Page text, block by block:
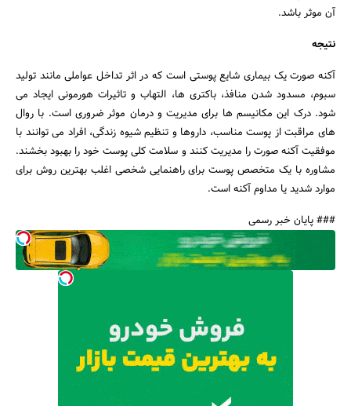
آن موثر باشد.
نتیجه
آکنه صورت یک بیماری شایع پوستی است که در اثر تداخل عواملی مانند تولید
سبوم، مسدود شدن منافذ، باکتری ها، التهاب و تاثیرات هورمونی ایجاد می
شود. درک این مکانیسم ها برای مدیریت و درمان موثر ضروری است. با روال
های مراقبت از پوست مناسب، داروها و تنظیم شیوه زندگی، افراد می توانند با
موفقیت آکنه صورت را مدیریت کنند و سلامت کلی پوست خود را بهبود بخشند.
مشاوره با یک متخصص پوست برای راهنمایی شخصی اغلب بهترین روش برای
موارد شدید یا مداوم آکنه است.
### پایان خبر رسمی